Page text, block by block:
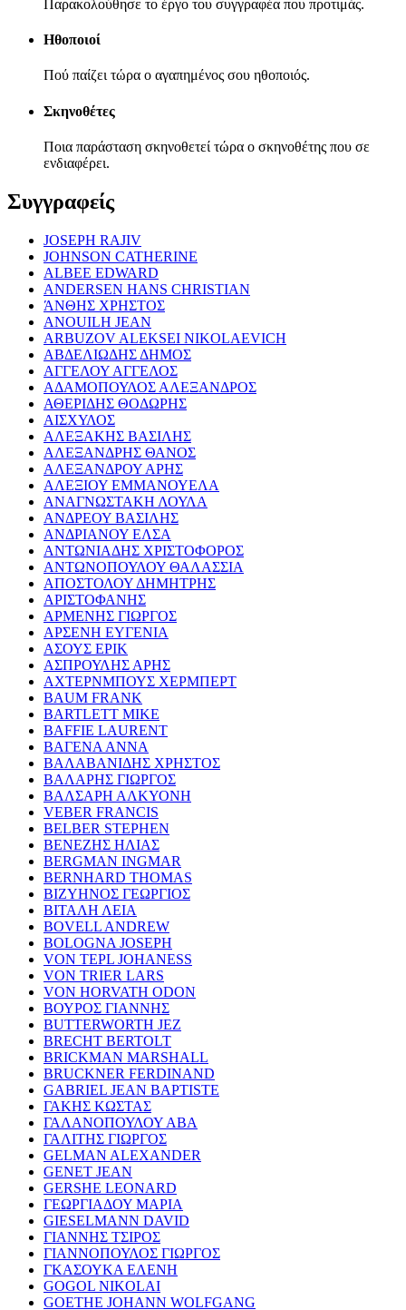
Παρακολούθησε το έργο του συγγραφέα που προτιμάς.
Ηθοποιοί
Πού παίζει τώρα ο αγαπημένος σου ηθοποιός.
Σκηνοθέτες
Ποια παράσταση σκηνοθετεί τώρα ο σκηνοθέτης που σε
ενδιαφέρει.
Συγγραφείς
JOSEPH RAJIV
JOHNSON CATHERINE
ALBEE EDWARD
ANDERSEN HANS CHRISTIAN
ΆΝΘΗΣ ΧΡΗΣΤΟΣ
ANOUILH JEAN
ARBUZOV ALEKSEI NIKOLAEVICH
ΑΒΔΕΛΙΩΔΗΣ ΔΗΜΟΣ
ΑΓΓΕΛΟΥ ΑΓΓΕΛΟΣ
ΑΔΑΜΟΠΟΥΛΟΣ ΑΛΕΞΑΝΔΡΟΣ
ΑΘΕΡΙΔΗΣ ΘΟΔΩΡΗΣ
ΑΙΣΧΥΛΟΣ
ΑΛΕΞΑΚΗΣ ΒΑΣΙΛΗΣ
ΑΛΕΞΑΝΔΡΗΣ ΘΑΝΟΣ
ΑΛΕΞΑΝΔΡΟΥ ΑΡΗΣ
ΑΛΕΞΙΟΥ ΕΜΜΑΝΟΥΕΛΑ
ΑΝΑΓΝΩΣΤΑΚΗ ΛΟΥΛΑ
ΑΝΔΡΕΟΥ ΒΑΣΙΛΗΣ
ΑΝΔΡΙΑΝΟΥ ΕΛΣΑ
ΑΝΤΩΝΙΑΔΗΣ ΧΡΙΣΤΟΦΟΡΟΣ
ΑΝΤΩΝΟΠΟΥΛΟΥ ΘΑΛΑΣΣΙΑ
ΑΠΟΣΤΟΛΟΥ ΔΗΜΗΤΡΗΣ
ΑΡΙΣΤΟΦΑΝΗΣ
ΑΡΜΕΝΗΣ ΓΙΩΡΓΟΣ
ΑΡΣΕΝΗ ΕΥΓΕΝΙΑ
ΑΣΟΥΣ ΕΡΙΚ
ΑΣΠΡΟΥΛΗΣ ΑΡΗΣ
ΑΧΤΕΡΝΜΠΟΥΣ ΧΕΡΜΠΕΡΤ
BAUM FRANK
BARTLETT MIKE
BAFFIE LAURENT
ΒΑΓΕΝΑ ΑΝΝΑ
ΒΑΛΑΒΑΝΙΔΗΣ ΧΡΗΣΤΟΣ
ΒΑΛΑΡΗΣ ΓΙΩΡΓΟΣ
ΒΑΛΣΑΡΗ ΑΛΚΥΟΝΗ
VEBER FRANCIS
BELBER STEPHEN
ΒΕΝΕΖΗΣ ΗΛΙΑΣ
BERGMAN INGMAR
BERNHARD THOMAS
ΒΙΖΥΗΝΟΣ ΓΕΩΡΓΙΟΣ
ΒΙΤΑΛΗ ΛΕΙΑ
BOVELL ANDREW
BOLOGNA JOSEPH
VON TEPL JOHANESS
VON TRIER LARS
VON HORVATH ODON
ΒΟΥΡΟΣ ΓΙΑΝΝΗΣ
BUTTERWORTH JEZ
BRECHT BERTOLT
BRICKMAN MARSHALL
BRUCKNER FERDINAND
GABRIEL JEAN BAPTISTE
ΓΑΚΗΣ ΚΩΣΤΑΣ
ΓΑΛΑΝΟΠΟΥΛΟΥ ΑΒΑ
ΓΑΛΙΤΗΣ ΓΙΩΡΓΟΣ
GELMAN ALEXANDER
GENET JEAN
GERSHE LEONARD
ΓΕΩΡΓΙΑΔΟΥ ΜΑΡΙΑ
GIESELMANN DAVID
ΓΙΑΝΝΗΣ ΤΣΙΡΟΣ
ΓΙΑΝΝΟΠΟΥΛΟΣ ΓΙΩΡΓΟΣ
ΓΚΑΣΟΥΚΑ ΕΛΕΝΗ
GOGOL NIKOLAI
GOETHE JOHANN WOLFGANG